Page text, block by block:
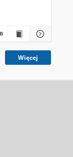
Więcej